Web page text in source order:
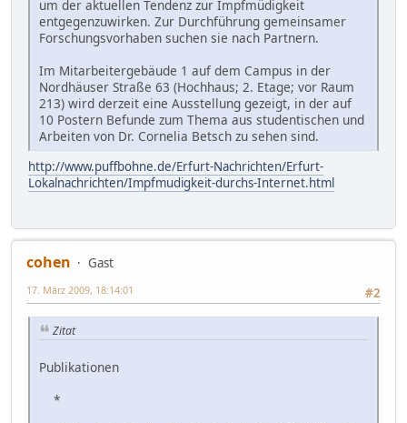
um der aktuellen Tendenz zur Impfmüdigkeit
entgegenzuwirken. Zur Durchführung gemeinsamer
Forschungsvorhaben suchen sie nach Partnern.
Im Mitarbeitergebäude 1 auf dem Campus in der
Nordhäuser Straße 63 (Hochhaus; 2. Etage; vor Raum
213) wird derzeit eine Ausstellung gezeigt, in der auf
10 Postern Befunde zum Thema aus studentischen und
Arbeiten von Dr. Cornelia Betsch zu sehen sind.
http://www.puffbohne.de/Erfurt-Nachrichten/Erfurt-
Lokalnachrichten/Impfmudigkeit-durchs-Internet.html
cohen
Gast
#2
17. März 2009, 18:14:01
Zitat
Publikationen
*